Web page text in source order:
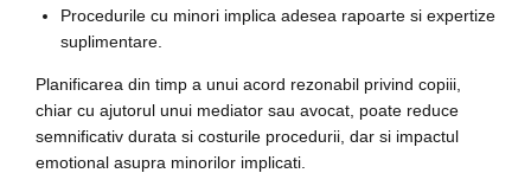
Procedurile cu minori implica adesea rapoarte si expertize
suplimentare.
Planificarea din timp a unui acord rezonabil privind copiii,
chiar cu ajutorul unui mediator sau avocat, poate reduce
semnificativ durata si costurile procedurii, dar si impactul
emotional asupra minorilor implicati.